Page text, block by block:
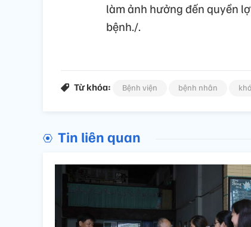
làm ảnh hưởng đến quyền
bệnh./.
Từ khóa: Bệnh viện bệnh nhân
Tin liên quan